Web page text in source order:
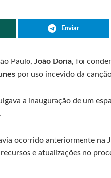
Enviar
Paulo, João Doria, foi
por uso indevido da canção
a inauguração de um
ocorrido anteriormente na
e atualizações no